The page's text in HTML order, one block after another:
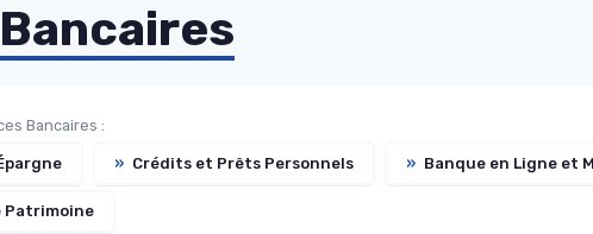
Bancaires :
» Crédits et Prêts Personnels » Banque en Ligne et
Patrimoine